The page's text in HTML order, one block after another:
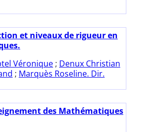
et niveaux de rigueur en
Véronique ; Denux Christian
; Marquès Roseline. Dir.
des Mathématiques